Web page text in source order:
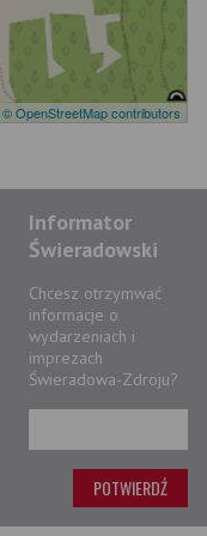
© OpenStreetMap contributors
Informator
Świeradowski
Chcesz otrzymwać
informacje o
wydarzeniach i
imprezach
Świeradowa-Zdroju?